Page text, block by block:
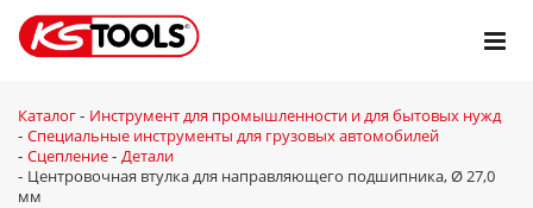
Каталог - Инструмент для промышленности и для бытовых нужд
- Специальные инструменты для грузовых автомобилей
- Сцепление - Детали
- Центровочная втулка для направляющего подшипника, Ø 27,0
мм